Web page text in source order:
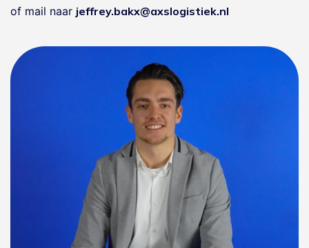
of mail naar jeffrey.bakx@axslogistiek.nl